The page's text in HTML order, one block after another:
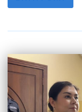
тиббий ёрдам
илмий-амалий
филиали,
“Мурувват”